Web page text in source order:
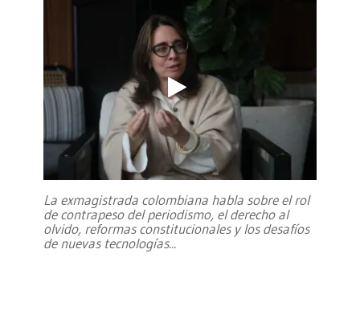
La exmagistrada colombiana habla sobre el rol
de contrapeso del periodismo, el derecho al
olvido, reformas constitucionales y los desafíos
de nuevas tecnologías...